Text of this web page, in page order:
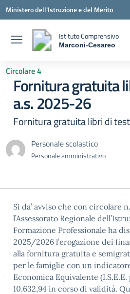
Vai ai contenuti
Vai al menu di navigazione
Vai al footer
Ministero dell'Istruzione e del Merito
Istituto Comprensivo
Marconi-Cesareo
Circolare 4
Fornitura gratuita
a.s. 2025-26
Fornitura gratuita libri di
Personale scolastico
Personale amministrativo
Si da’ avviso che con circolare
l’Assessorato Regionale
Formazione Professionale ha
2025/2026 l’erogazione dei
alla fornitura gratuita e
per le famiglie con un
Economica Equivalente
10.632,94 in corso di validità.